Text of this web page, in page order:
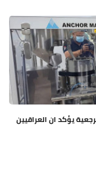
يؤكد ان العراقيين